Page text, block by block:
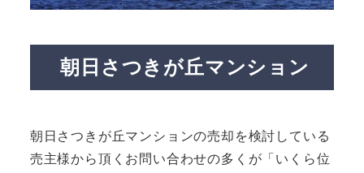
朝日さつきが丘マンション
朝日さつきが丘マンションの売却を検討している
売主様から頂くお問い合わせの多くが「いくら位